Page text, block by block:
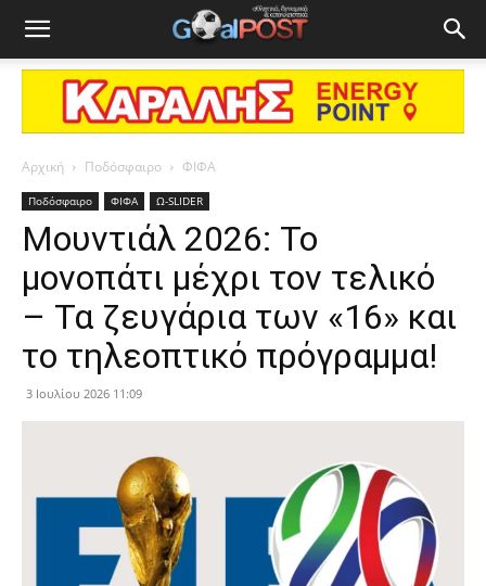
Αρχική Ποδόσφαιρο ΦΙΦΑ
Ποδόσφαιρο ΦΙΦΑ Ω-SLIDER
Μουντιάλ 2026: Το
μονοπάτι μέχρι τον τελικό
– Τα ζευγάρια των «16» και
το τηλεοπτικό πρόγραμμα!
3 Ιουλίου 2026 11:09